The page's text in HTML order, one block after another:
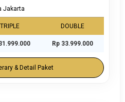
Jakarta
TRIPLE DOUBLE
Rp 33.999.000
& Detail Paket